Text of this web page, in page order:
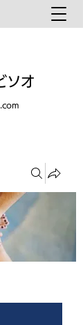
ソオ